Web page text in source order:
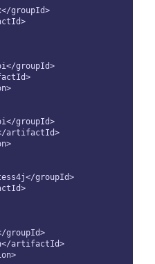
groupId>
groupId>
groupId>
artifactId>
groupId>
groupId>
artifactId>